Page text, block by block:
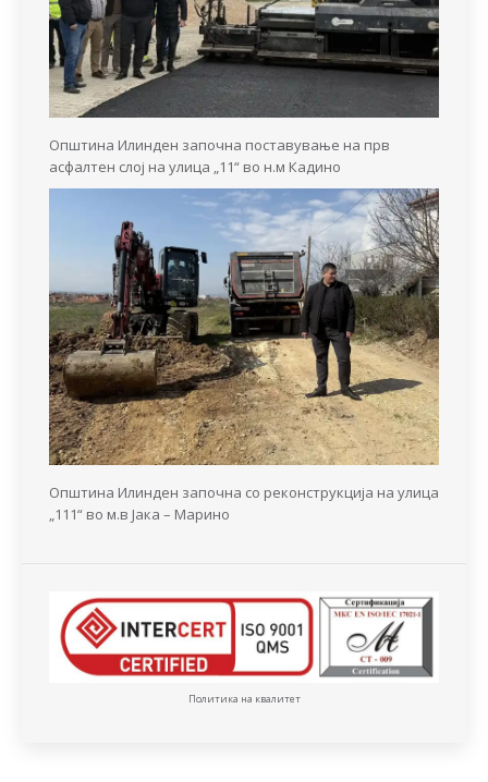
Општина Илинден започна поставување на прв
асфалтен слој на улица „11“ во н.м Кадино
Општина Илинден започна со реконструкција на улица
„111“ во м.в Јака – Марино
Политика на квалитет